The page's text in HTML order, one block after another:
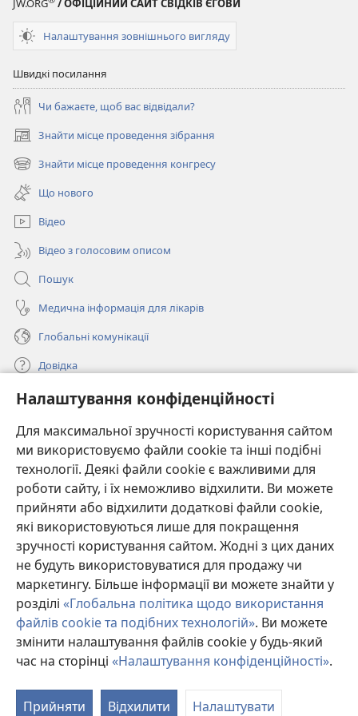
Налаштування конфіденційності
Для максимальної зручності користування сайтом
ми використовуємо файли cookie та інші подібні
технології. Деякі файли cookie є важливими для
роботи сайту, і їх неможливо відхилити. Ви можете
прийняти або відхилити додаткові файли cookie,
які використовуються лише для покращення
зручності користування сайтом. Жодні з цих даних
не будуть використовуватися для продажу чи
маркетингу. Більше інформації ви можете знайти у
розділі «Глобальна політика щодо використання
файлів cookie та подібних технологій». Ви можете
змінити налаштування файлів cookie у будь-який
час на сторінці «Налаштування конфіденційності».
Прийняти Відхилити Налаштувати
JW.ORG / ОФІЦІЙНИЙ САЙТ СВІДКІВ ЄГОВИ
Налаштування зовнішнього вигляду
Швидкі посилання
Чи бажаєте, щоб вас відвідали?
Знайти місце проведення зібрання
(відкривається
у
новому
вікні)
Знайти місце проведення конгресу
(відкривається
новому
вікні)
Що нового
Відео
Відео з голосовим описом
Пошук
Медична інформація для лікарів
Глобальні комунікації
Довідка
Пожертви
(відкривається
у
новому
вікні)
ОНЛАЙН-БІБЛІОТЕКА Товариства «Вартова башта»™
(відкривається
у
новому
вікні)
JW Hub ®
(відкривається
у
новомуJW Library
Watchtower Library
Copyright© 2026 Watch Tower Bible and Tract Society of Pennsylvania.
УМОВИ ВИКОРИСТАННЯ
ПОЛІТИКА КОНФІДЕНЦІЙНОСТІ
НАЛАШТУВАННЯ КОНФІДЕНЦІЙНОСТІ